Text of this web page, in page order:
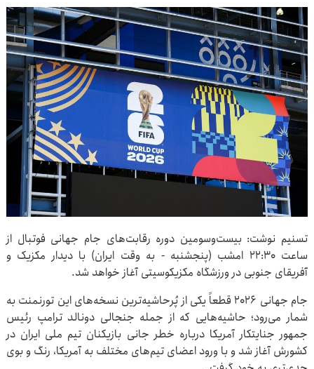
تسنیم نوشت: بیست‌وسومین دوره رقابت‌های جام جهانی فوتبال از
ساعت ۲۲:۳۰ امشب (پنجشنبه - به وقت ایران) با دیدار مکزیک و
آفریقای جنوبی در ورزشگاه مکزیکوسیتی آغاز خواهد شد.
جام جهانی ۲۰۲۶ قطعاً یکی از پُرحاشیه‌ترین نسخه‌های این تورنمنت به
شمار می‌رود؛ حاشیه‌هایی که از جمله جنجالی دونالد ترامپ رئیس
جمهور جنایتکار آمریکا درباره خطر جانی بازیکنان تیم ملی ایران در
کشورش آغاز شد و با ورود اعضای تیم‌های مختلف به آمریکا، رنگ و بوی